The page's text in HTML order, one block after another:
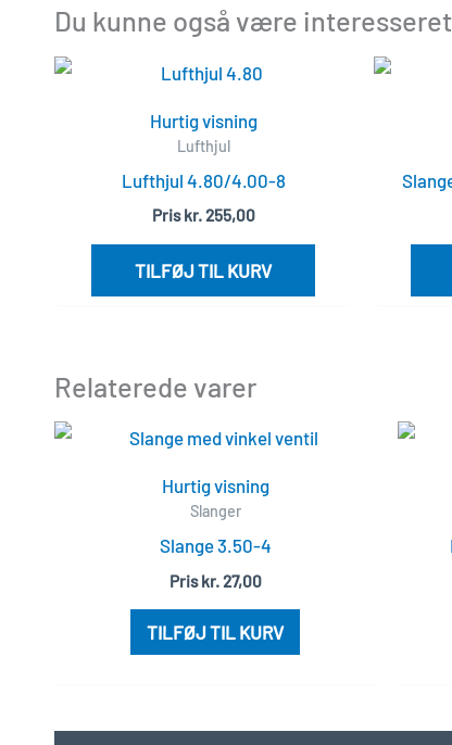
Du kunne også være
Hurtig visning
Lufthjul
Lufthjul 4.80/4.00-8
Priskr.255,00
TILFØJ TIL KURV
Relaterede varer
Hurtig visning
Slanger
Slange 3.50-4
Priskr.27,00
TILFØJ TIL KURV